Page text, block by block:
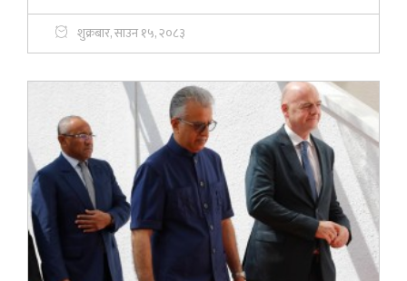
शुक्रबार, साउन १५, २०८३